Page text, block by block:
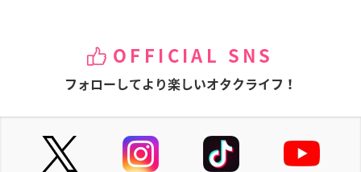
OFFICIAL SNS
フォローしてより楽しいオタクライフ！